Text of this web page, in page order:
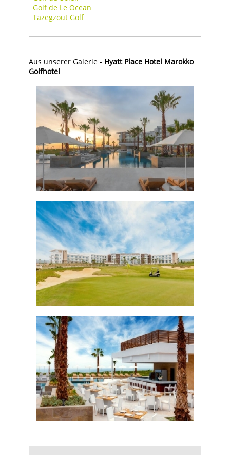
Golf de Le Ocean
Tazegzout Golf
Aus unserer Galerie - Hyatt Place Hotel Marokko
Golfhotel